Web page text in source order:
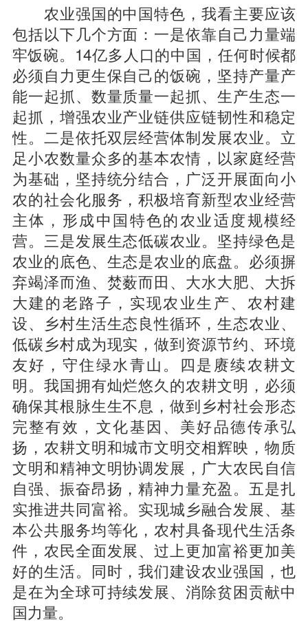
农业强国的中国特色，我看主要应该
包括以下几个方面：一是依靠自己力量端
牢饭碗。14亿多人口的中国，任何时候都
必须自力更生保自己的饭碗，坚持产量产
能一起抓、数量质量一起抓、生产生态一
起抓，增强农业产业链供应链韧性和稳定
性。二是依托双层经营体制发展农业。立
足小农数量众多的基本农情，以家庭经营
为基础，坚持统分结合，广泛开展面向小
农的社会化服务，积极培育新型农业经营
主体，形成中国特色的农业适度规模经
营。三是发展生态低碳农业。坚持绿色是
农业的底色、生态是农业的底盘。必须摒
弃竭泽而渔、焚薮而田、大水大肥、大拆
大建的老路子，实现农业生产、农村建
设、乡村生活生态良性循环，生态农业、
低碳乡村成为现实，做到资源节约、环境
友好，守住绿水青山。四是赓续农耕文
明。我国拥有灿烂悠久的农耕文明，必须
确保其根脉生生不息，做到乡村社会形态
完整有效，文化基因、美好品德传承弘
扬，农耕文明和城市文明交相辉映，物质
文明和精神文明协调发展，广大农民自信
自强、振奋昂扬，精神力量充盈。五是扎
实推进共同富裕。实现城乡融合发展、基
本公共服务均等化，农村具备现代生活条
件，农民全面发展、过上更加富裕更加美
好的生活。同时，我们建设农业强国，也
是在为全球可持续发展、消除贫困贡献中
国力量。